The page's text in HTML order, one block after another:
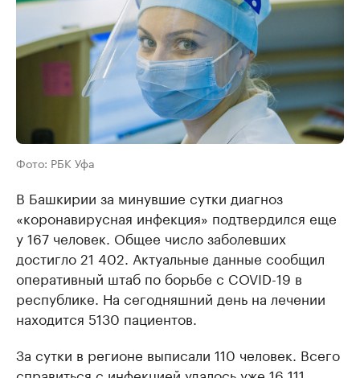
Фото: РБК Уфа
В Башкирии за минувшие сутки диагноз
«коронавирусная инфекция» подтвердился еще
у 167 человек. Общее число заболевших
достигло 21 402. Актуальные данные сообщил
оперативный штаб по борьбе с COVID-19 в
республике. На сегодняшний день на лечении
находится 5130 пациентов.
За сутки в регионе выписали 110 человек. Всего